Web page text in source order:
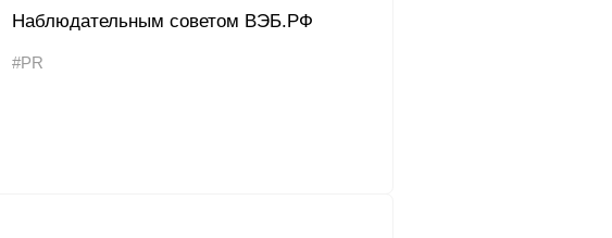
Наблюдательным советом ВЭБ.РФ
#PR